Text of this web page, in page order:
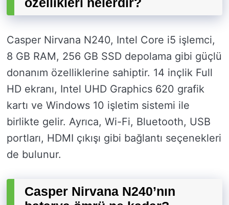
Casper Nirvana N240, Intel Core i5 işlemci,
8 GB RAM, 256 GB SSD depolama gibi güçlü
donanım özelliklerine sahiptir. 14 inçlik Full
HD ekranı, Intel UHD Graphics 620 grafik
kartı ve Windows 10 işletim sistemi ile
birlikte gelir. Ayrıca, Wi-Fi, Bluetooth, USB
portları, HDMI çıkışı gibi bağlantı seçenekleri
de bulunur.
Casper Nirvana N240’nın